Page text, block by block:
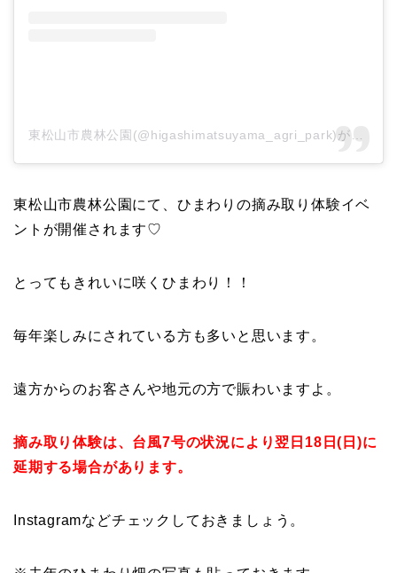
東松山市農林公園(@higashimatsuyama_agri_park)がシェアした投稿
東松山市農林公園にて、ひまわりの摘み取り体験イベ
ントが開催されます♡
とってもきれいに咲くひまわり！！
毎年楽しみにされている方も多いと思います。
遠方からのお客さんや地元の方で賑わいますよ。
摘み取り体験は、台風7号の状況により翌日18日(日)に
延期する場合があります。
Instagramなどチェックしておきましょう。